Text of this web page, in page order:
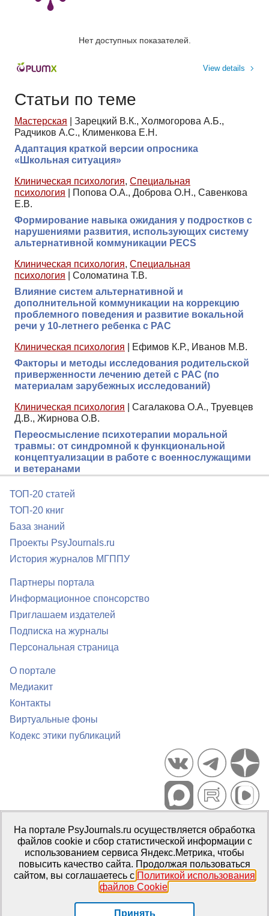
Нет доступных показателей.
View details
Статьи по теме
Мастерская
Зарецкий В.К., Холмогорова А.Б.,
Радчиков А.С., Клименкова Е.Н.
Адаптация краткой версии опросника
«Школьная ситуация»
Клиническая психология, Специальная
психология
Попова О.А., Доброва О.Н., Савенкова
Е.В.
Формирование навыка ожидания у подростков с
нарушениями развития, использующих систему
альтернативной коммуникации PECS
Клиническая психология, Специальная
психология
Соломатина Т.В.
Влияние систем альтернативной и
дополнительной коммуникации на коррекцию
проблемного поведения и развитие вокальной
речи у 10-летнего ребенка с РАС
Клиническая психология
Ефимов К.Р., Иванов М.В.
Факторы и методы исследования родительской
приверженности лечению детей с РАС (по
материалам зарубежных исследований)
Клиническая психология
Сагалакова О.А., Труевцев
Д.В., Жирнова О.В.
Переосмысление психотерапии моральной
травмы: от синдромной к функциональной
концептуализации в работе с военнослужащими
и ветеранами
ТОП-20 статей
ТОП-20 книг
База знаний
Проекты PsyJournals.ru
История журналов МГППУ
Партнеры портала
Информационное спонсорство
Приглашаем издателей
Подписка на журналы
Персональная страница
О портале
Медиакит
Контакты
Виртуальные фоны
Кодекс этики публикаций
Портал психологических изданий PsyJournals.ru, 2007–2026
Правила использования материалов
Свидетельство регистрации СМИЭл № ФС77-66447 от 14 июля
2016 г.
Издатель: ФГБОУ ВО МГППУ
На портале PsyJournals.ru осуществляется обработка
файлов cookie и сбор статистической информации с
использованием сервиса Яндекс.Метрика, чтобы
повысить качество сайта. Продолжая пользоваться
сайтом, вы соглашаетесь с Политикой использования
файлов Cookie.
Принять